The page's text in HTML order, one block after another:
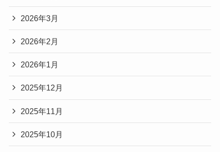
2026年3月
2026年2月
2026年1月
2025年12月
2025年11月
2025年10月